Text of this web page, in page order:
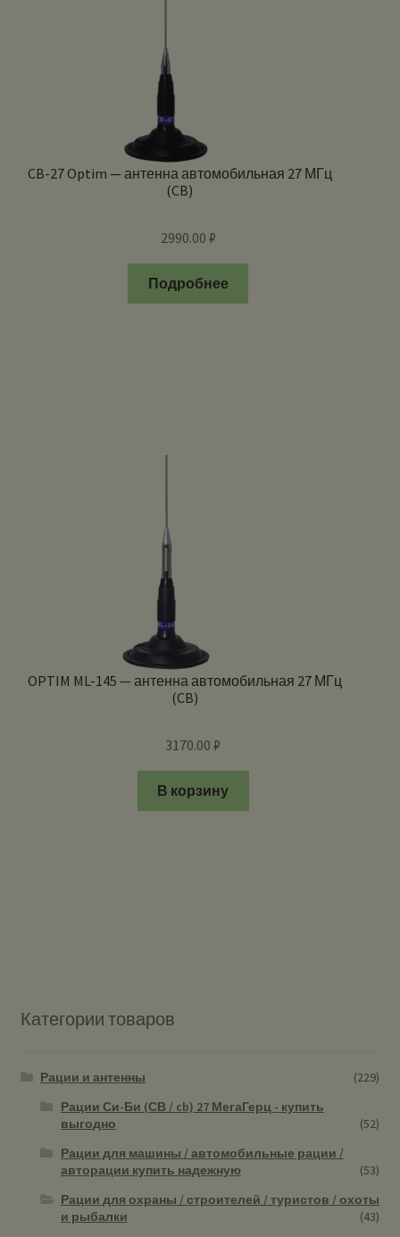
CB-27 Optim — антенна автомобильная 27 МГц
(CB)
2990.00 ₽
Подробнее
OPTIM ML-145 — антенна автомобильная 27 МГц
(CB)
3170.00₽
В корзину
Категории товаров
Рации и антенны
(229)
Рации Си-Би (СВ / cb) 27 МегаГерц - купить
выгодно
(52)
Рации для машины / автомобильные рации /
авторации купить надежную
(53)
Рации для охраны / строителей / туристов / охоты
и рыбалки
(43)